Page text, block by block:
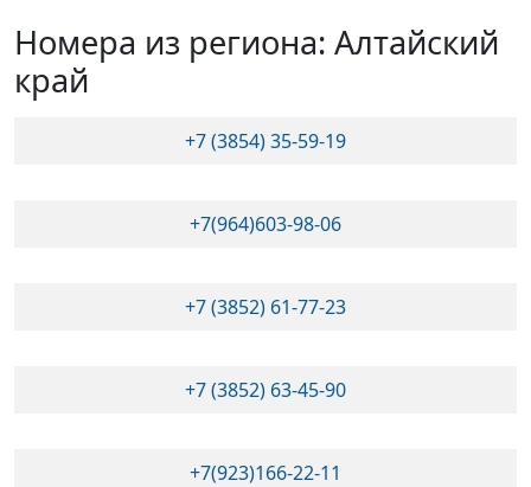
Номера из региона: Алтайский
край
+7 (3854) 35-59-19
+7(964)603-98-06
+7 (3852) 61-77-23
+7 (3852) 63-45-90
+7(923)166-22-11